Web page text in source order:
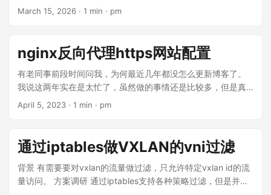
└─────────────┘ │ │ │
─┘ 全程自动化，无需手动操作
置 Docker 隔离。 记忆机制 Session 级别： 每次对话都是新开
始（或依赖本地缓存）。 长期记忆： 拥有知识图谱和长期存储
MCP）。 无限： 可接入各类 API、硬件、甚至管理智能家居。
🔍 深度场景分析 1. Claude Code：纯粹的工程生产力 对于开
发者，Claude Code 是为了“拿结果”而生的。 杀手锏： 它对代
码仓库的理解极其深刻。它能自动分析依赖关系、运行测试用
的 WordPress 到 Markdown 的复杂迁移逻辑。 ...
March 15, 2026 · 1 min · pm
nginx反向代理https网站配置
有老同事前段时间问我，为何最近几年都没怎么更新博客了。
我说这两年实在是太忙了，虽然做的事情还是比较多，但是真
的是很少有自己的时间静下来写一下blog。 回到主题，我们有
理。代理HTTP的时候是很简单的，简单配置一下proxy_pass
到特定的HTTP地址或者是upstream就行，但是如果目标的网
站是多个https的，则因为我们没有证书无法简单实现。 幸运的
时随着各种客户端对https sni的支持，可以使用TCP模式的代
April 5, 2023 · 1 min · pm
通过iptables做VXLAN的vni过滤
背景 有需要要对vxlan的流量做过滤，只允许特定vxlan id的流
量访问。 方案调研 通过iptables支持各种策略过滤，但是并没